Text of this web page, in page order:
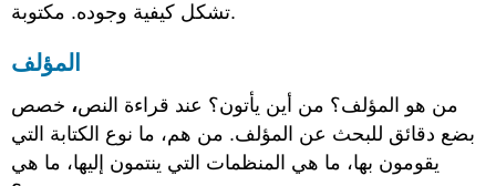
تشكل كيفية وجوده. مكتوبة.
المؤلف
من هو المؤلف؟ من أين يأتون؟ عند قراءة النص، خصص
بضع دقائق للبحث عن المؤلف. من هم، ما نوع الكتابة التي
يقومون بها، ما هي المنظمات التي ينتمون إليها، ما هي